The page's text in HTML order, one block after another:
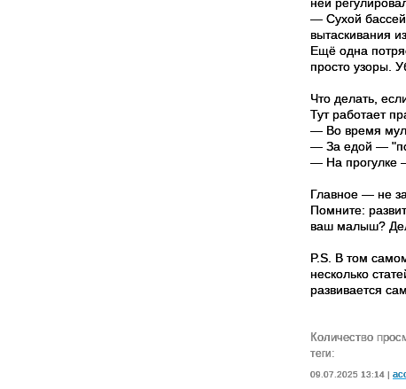
— Сухой
вытаскивания
Ещё одна
просто узоры.
Что делать,
Тут работает
— Во время
— За едой —
— На прогулке
Главное — не
Помните:
ваш малыш?
P.S. В том
несколько
развивается
Количество
теги:
09.07.2025 13:14 |